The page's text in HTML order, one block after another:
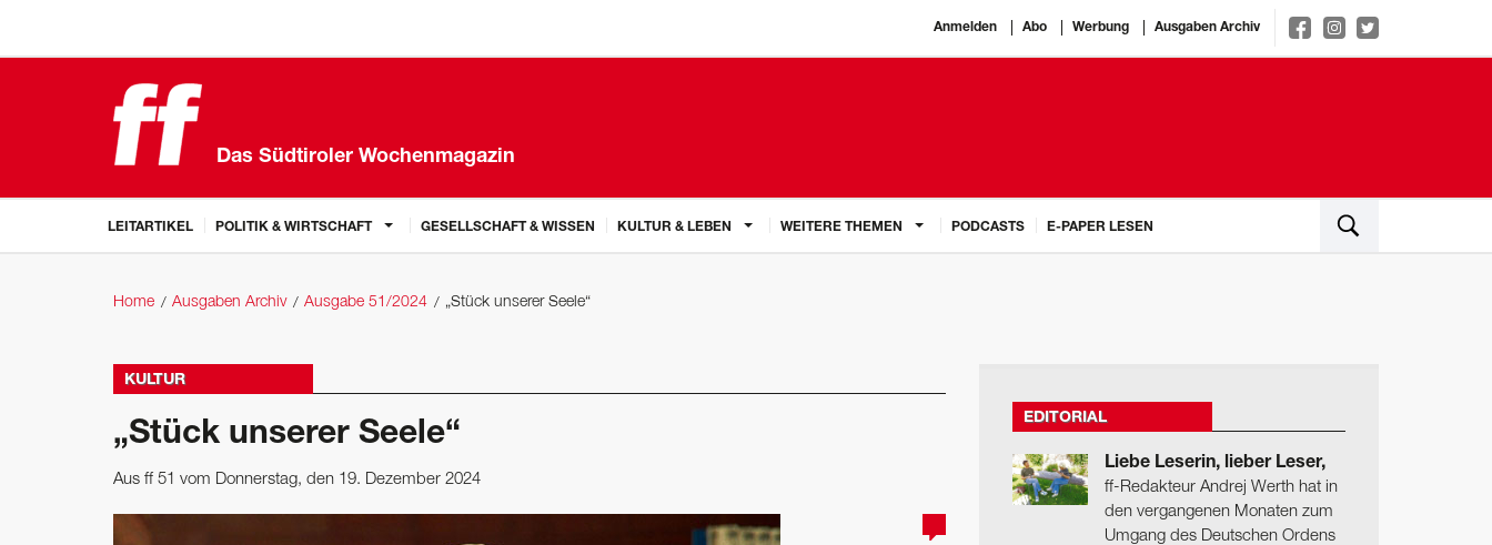
Anmelden Abo Werbung Ausgaben Archiv
Das Südtiroler Wochenmagazin
LEITARTIKEL POLITIK & WIRTSCHAFT GESELLSCHAFT & WISSEN KULTUR & LEBEN WEITERE THEMEN PODCASTS E-PAPER LESEN
Home Ausgaben Archiv Ausgabe 51/2024 „Stück unserer Seele“
KULTUR
„Stück unserer Seele“
Aus ff 51 vom Donnerstag, den 19. Dezember 2024
EDITORIAL
Liebe Leserin, lieber Leser,
ff-Redakteur Andrej Werth hat in
den vergangenen Monaten zum
Umgang des Deutschen Ordens